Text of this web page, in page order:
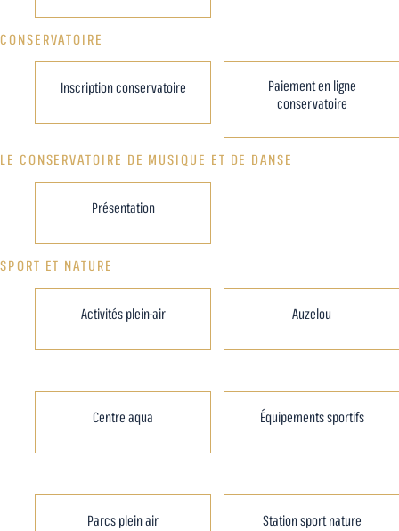
CONSERVATOIRE
Inscription conservatoire
Paiement en ligne
conservatoire
LE CONSERVATOIRE DE MUSIQUE ET DE DANSE
Présentation
SPORT ET NATURE
Activités plein-air Auzelou
Centre aqua Équipements sportifs
Parcs plein air Station sport nature